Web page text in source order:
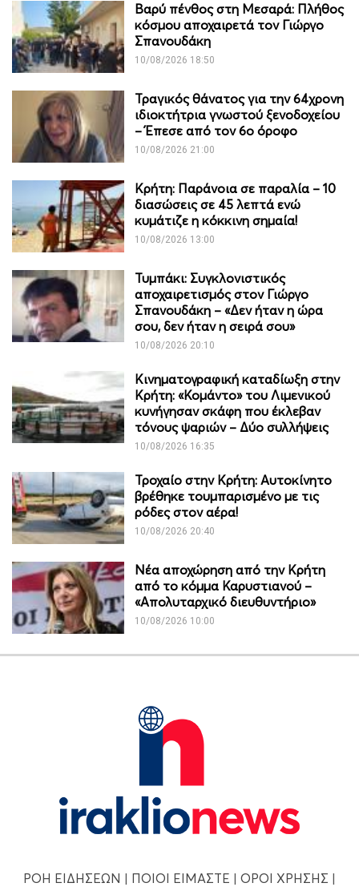
Βαρύ πένθος στη Μεσαρά: Πλήθος
κόσμου αποχαιρετά τον Γιώργο
Σπανουδάκη
10/08/2026 18:50
Τραγικός θάνατος για την 64χρονη
ιδιοκτήτρια γνωστού ξενοδοχείου
– Έπεσε από τον 6ο όροφο
10/08/2026 21:00
Κρήτη: Παράνοια σε παραλία – 10
διασώσεις σε 45 λεπτά ενώ
κυμάτιζε η κόκκινη σημαία!
10/08/2026 13:00
Τυμπάκι: Συγκλονιστικός
αποχαιρετισμός στον Γιώργο
Σπανουδάκη – «Δεν ήταν η ώρα
σου, δεν ήταν η σειρά σου»
10/08/2026 20:10
Κινηματογραφική καταδίωξη στην
Κρήτη: «Κομάντο» του Λιμενικού
κυνήγησαν σκάφη που έκλεβαν
τόνους ψαριών – Δύο συλλήψεις
10/08/2026 16:35
Τροχαίο στην Κρήτη: Αυτοκίνητο
βρέθηκε τουμπαρισμένο με τις
ρόδες στον αέρα!
10/08/2026 20:40
Νέα αποχώρηση από την Κρήτη
από το κόμμα Καρυστιανού –
«Απολυταρχικό διευθυντήριο»
10/08/2026 10:00
ΡΟΗ ΕΙΔΗΣΕΩΝ | ΠΟΙΟΙ ΕΙΜΑΣΤΕ | ΟΡΟΙ ΧΡΗΣΗΣ |